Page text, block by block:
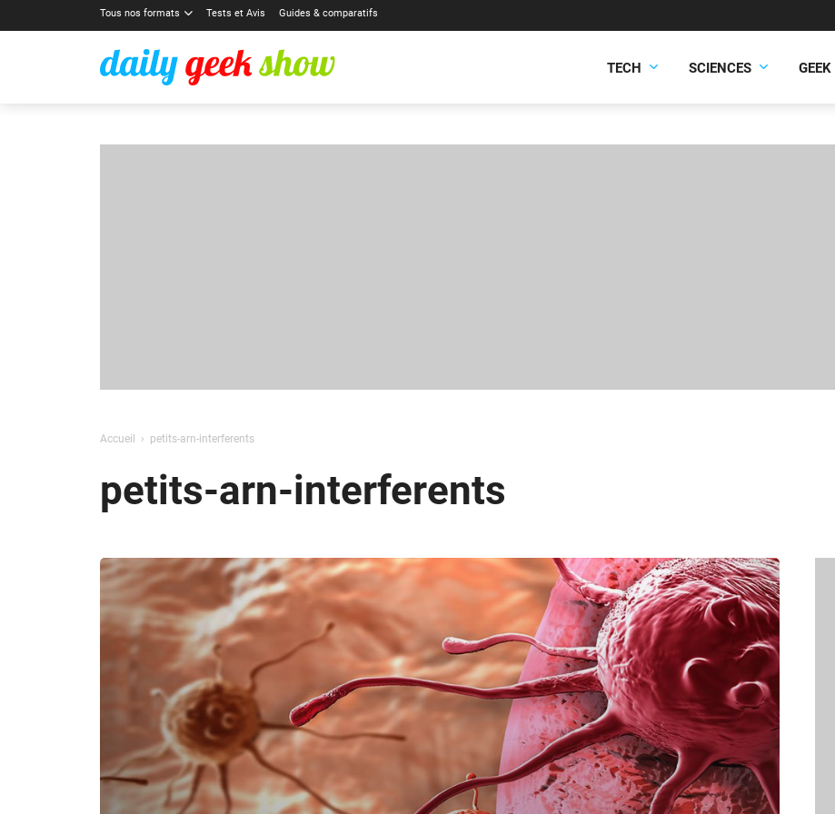
Tous nos formats Tests et Avis Guides & comparatifs
TECH SCIENCES GEEK
Accueil petits-arn-interferents
petits-arn-interferents